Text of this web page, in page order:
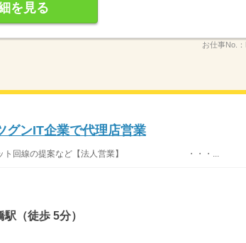
を見る
お仕事No.：
グンIT企業で代理店営業
ネット回線の提案など【法人営業】 ・・・...
（徒歩 5分）